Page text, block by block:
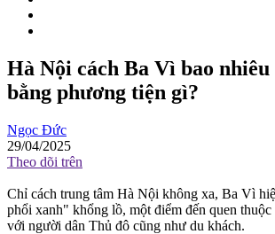
Hà Nội cách Ba Vì bao
bằng phương tiện gì?
Ngọc Đức
29/04/2025
Theo dõi trên
Chỉ cách trung tâm Hà Nội không xa, Ba Vì
phổi xanh" khổng lồ, một điểm đến quen
với người dân Thủ đô cũng như du khách.